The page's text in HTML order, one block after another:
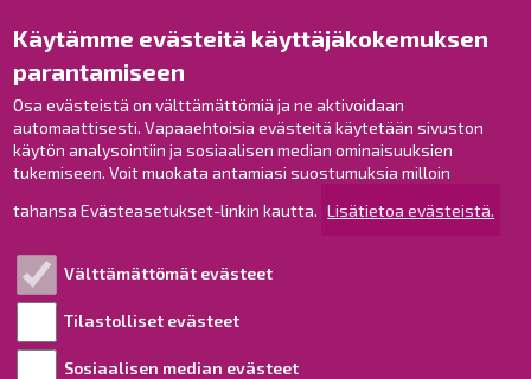
Käytämme evästeitä käyttäjäkokemuksen
parantamiseen
Osa evästeistä on välttämättömiä ja ne aktivoidaan
automaattisesti. Vapaaehtoisia evästeitä käytetään sivuston
käytön analysointiin ja sosiaalisen median ominaisuuksien
tukemiseen. Voit muokata antamiasi suostumuksia milloin
tahansa Evästeasetukset-linkin kautta. Lisätietoa evästeistä.
Välttämättömät evästeet
Tilastolliset evästeet
Sosiaalisen median evästeet
Raahe Facebookissa
Raahe Instagramissa
Raahe LinkedInissä
Raahe YouTubessa
Esityslistat ja pöytäkirjat
Viranhaltijapäätökset